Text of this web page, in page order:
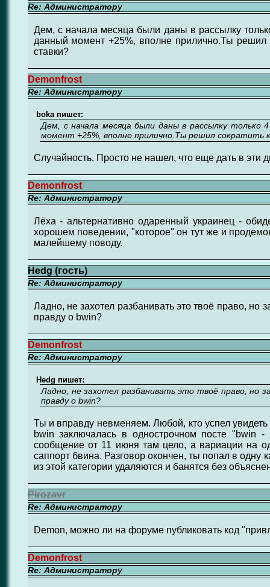
Re: Администратору
Дем, с начала месяца были даны в рассылку
данный момент +25%, вполне прилично.Ты решил
ставки?
Demonfrost
Re: Администратору
boka пишет:
Дем, с начала месяца были даны в рассылку
момент +25%, вполне прилично.Ты решил сократить
Случайность. Просто не нашел, что еще дать в эти
Demonfrost
Re: Администратору
Лёха - альтернативно одаренный украинец -
хорошем поведении, "которое" он тут же и
малейшему поводу.
Hеdg (гость)
Re: Администратору
Ладно, не захотел разбанивать это твоё право,
правду о bwin?
Demonfrost
Re: Администратору
Hеdg пишет:
Ладно, не захотел разбанивать это твоё право,
правду о bwin?
Ты и вправду невменяем. Любой, кто успел
bwin заключалась в однострочном посте "bwin
сообщение от 11 июня там цело, а вариации на
саппорт бвина. Разговор окончен, ты попал в одну
из этой категории удаляются и банятся без
Pirozavr
Re: Администратору
Demon, можно ли на форуме публиковать код
Demonfrost
Re: Администратору